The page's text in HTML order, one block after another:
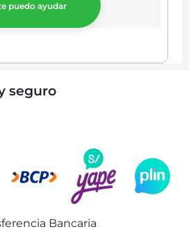
puedo ayudar
seguro
Bancaria